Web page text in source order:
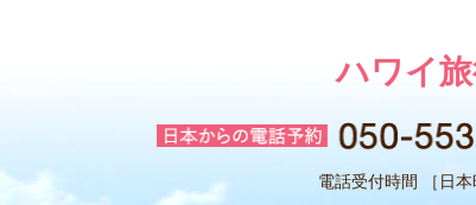
ハワイ
電話受付時間 ［日